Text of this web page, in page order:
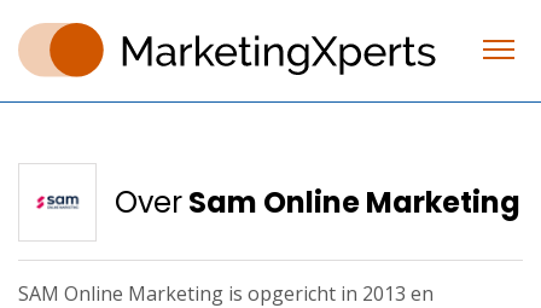
OverSam Online Marketing
SAM Online Marketing is opgericht in 2013 en